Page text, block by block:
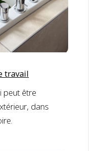
travail
peut être
dans